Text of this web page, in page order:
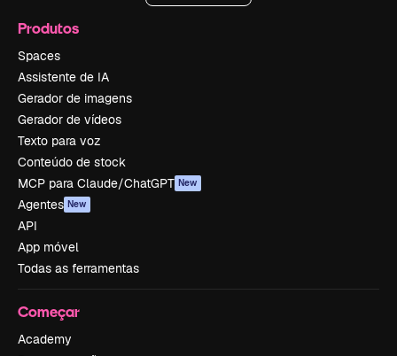
Produtos
Spaces
Assistente de IA
Gerador de imagens
Gerador de vídeos
Texto para voz
Conteúdo de stock
MCP para Claude/ChatGPT New
Agentes New
API
App móvel
Todas as ferramentas
Começar
Academy